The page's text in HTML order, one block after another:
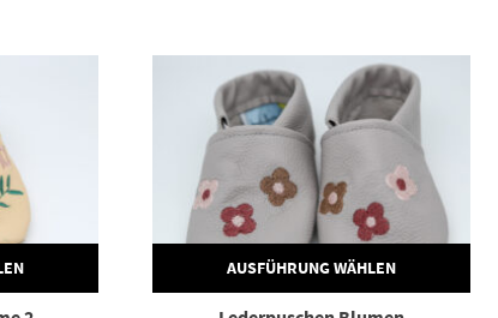
AUSFÜHRUNG WÄHLEN
Dieses Produkt weist mehrere Varianten auf. Die Optionen können auf der Produktseite gewählt werden